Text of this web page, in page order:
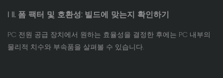
I II. 폼 팩터 및 호환성: 빌드에 맞는지 확인하기
PC 전원 공급 장치에서 원하는 효율성을 결정한 후에는 PC 내부의
물리적 치수와 부속품을 살펴볼 수 있습니다.